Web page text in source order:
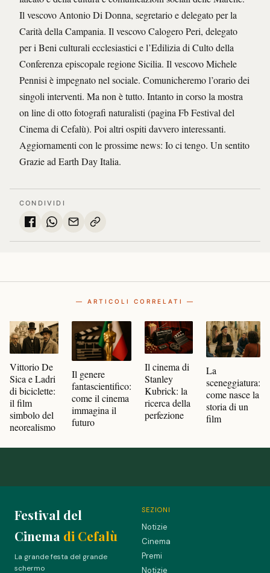
Il vescovo Antonio Di Donna, segretario e delegato per la
Carità della Campania. Il vescovo Calogero Peri, delegato
per i Beni culturali ecclesiastici e l’Edilizia di Culto della
Conferenza episcopale regione Sicilia. Il vescovo Michele
Pennisi è impegnato nel sociale. Comunicheremo l’orario dei
singoli interventi. Ma non è tutto. Intanto in corso la mostra
on line di otto fotografi naturalisti (pagina Fb Festival del
Cinema di Cefalù). Poi altri ospiti davvero interessanti.
Aggiornamenti con le prossime news: Io ci tengo. Un sentito
Grazie ad Earth Day Italia.
CONDIVIDI
— ARTICOLI CORRELATI —
Vittorio De
Sica e Ladri
di biciclette:
il film
simbolo del
neorealismo
Il genere
fantascientifico:
come il cinema
immagina il
futuro
Il cinema di
Stanley
Kubrick: la
ricerca della
perfezione
La
sceneggiatura:
come nasce la
storia di un
film
Festival del
Cinema di Cefalù
La grande festa del grande
schermo
SEZIONI
Notizie
Cinema
Premi
Notizie